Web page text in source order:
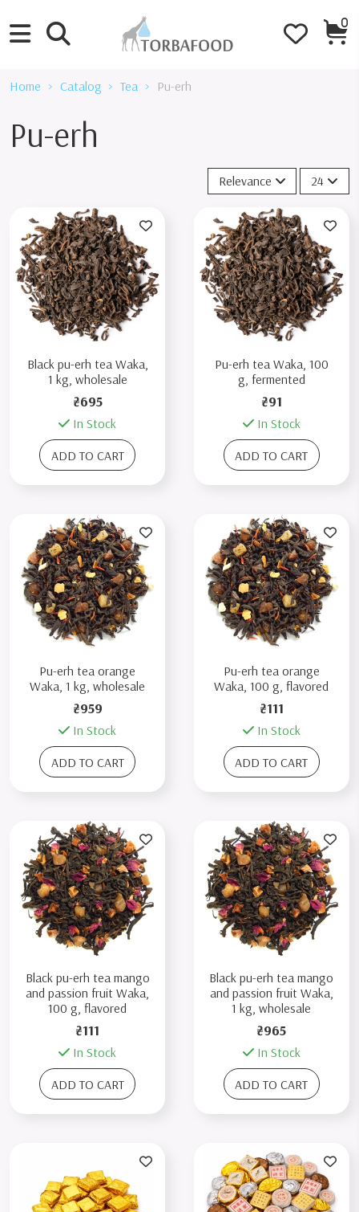
0
Home Catalog Tea Pu-erh
Pu-erh
Relevance 24
Black pu-erh tea Waka,
1 kg, wholesale
₴695
In Stock
ADD TO CART
Pu-erh tea Waka, 100
g, fermented
₴91
In Stock
ADD TO CART
Pu-erh tea orange
Waka, 1 kg, wholesale
₴959
In Stock
ADD TO CART
Pu-erh tea orange
Waka, 100 g, flavored
₴111
In Stock
ADD TO CART
Black pu-erh tea mango
and passion fruit Waka,
100 g, flavored
₴111
In Stock
ADD TO CART
Black pu-erh tea mango
and passion fruit Waka,
1 kg, wholesale
₴965
In Stock
ADD TO CART